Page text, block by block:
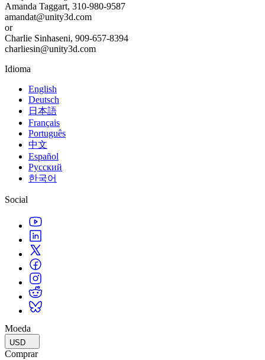
Amanda Taggart, 310-980-9587
amandat@unity3d.com
or
Charlie Sinhaseni, 909-657-8394
charliesin@unity3d.com
Idioma
English
Deutsch
日本語
Français
Português
中文
Español
Русский
한국어
Social
Moeda
USD
Comprar